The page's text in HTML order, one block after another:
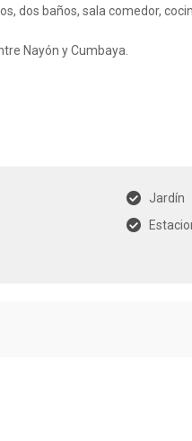
dos baños, sala comedor,
Nayón y Cumbaya.
Jardín